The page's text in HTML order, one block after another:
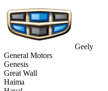
Geely
General Motors
Genesis
Great Wall
Haima